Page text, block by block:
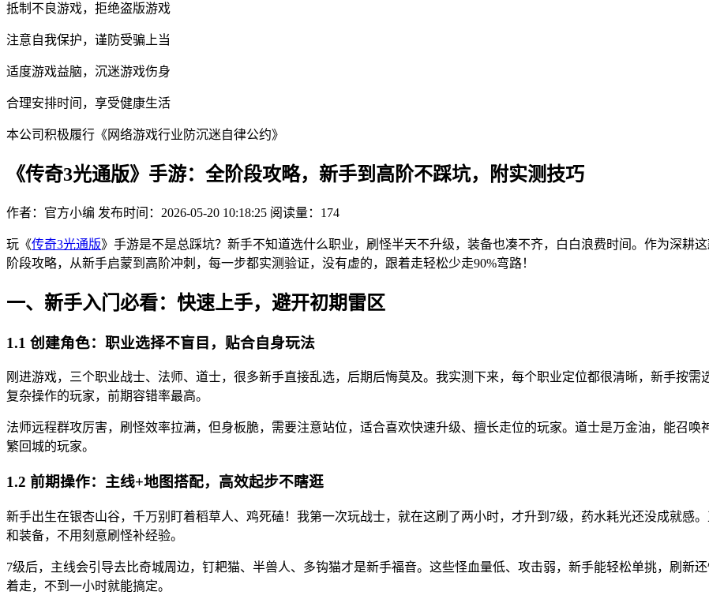
抵制不良游戏，拒绝盗版游戏
注意自我保护，谨防受骗上当
适度游戏益脑，沉迷游戏伤身
合理安排时间，享受健康生活
本公司积极履行《网络游戏行业防沉迷自律公约》
《传奇3光通版》手游：全阶段攻略，新手到高阶不踩坑，附实测技巧
作者：官方小编 发布时间：2026-05-20 10:18:25 阅读量： 174
玩《传奇3光通版》手游是不是总踩坑？新手不知道选什么职业，刷怪半天不升级，装备也凑不齐，白白浪费时间。作为深耕
阶段攻略，从新手启蒙到高阶冲刺，每一步都实测验证，没有虚的，跟着走轻松少走90%弯路！
一、新手入门必看：快速上手，避开初期雷区
1.1 创建角色：职业选择不盲目，贴合自身玩法
刚进游戏，三个职业战士、法师、道士，很多新手直接乱选，后期后悔莫及。我实测下来，每个职业定位都很清晰，新手按
复杂操作的玩家，前期容错率最高。
法师远程群攻厉害，刷怪效率拉满，但身板脆，需要注意站位，适合喜欢快速升级、擅长走位的玩家。道士是万金油，能召
繁回城的玩家。
1.2 前期操作：主线+地图搭配，高效起步不瞎逛
新手出生在银杏山谷，千万别盯着稻草人、鸡死磕！我第一次玩战士，就在这刷了两小时，才升到7级，药水耗光还没成就感
和装备，不用刻意刷怪补经验。
7级后，主线会引导去比奇城周边，钉耙猫、半兽人、多钩猫才是新手福音。这些怪血量低、攻击弱，新手能轻松单挑，刷新
着走，不到一小时就能搞定。